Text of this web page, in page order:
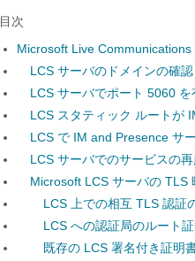
目次
Microsoft Live
LCS サーバのドメインの確認
LCS サーバでポート 5060 を
LCS スタティック ルートが
LCS で IM and Presence サ
LCS サーバでのサービスの
Microsoft LCS サーバの TLS
LCS 上での相互 TLS 認証
LCS への認証局のルート
既存の LCS 署名付き証明